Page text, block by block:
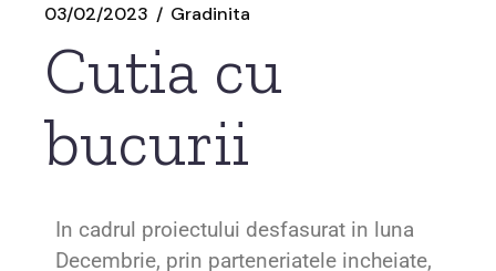
03/02/2023 Gradinita
Cutia cu
bucurii
In cadrul proiectului desfasurat in luna
Decembrie, prin parteneriatele incheiate,